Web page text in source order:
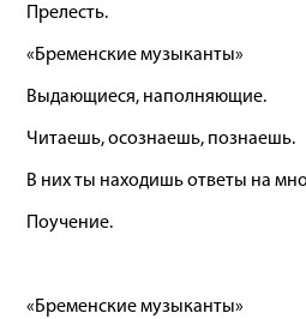
Прелесть.
«Бременские музыканты»
Выдающиеся, наполняющие.
Читаешь, осознаешь, познаешь.
В них ты находишь ответы на
Поучение.
«Бременские музыканты»